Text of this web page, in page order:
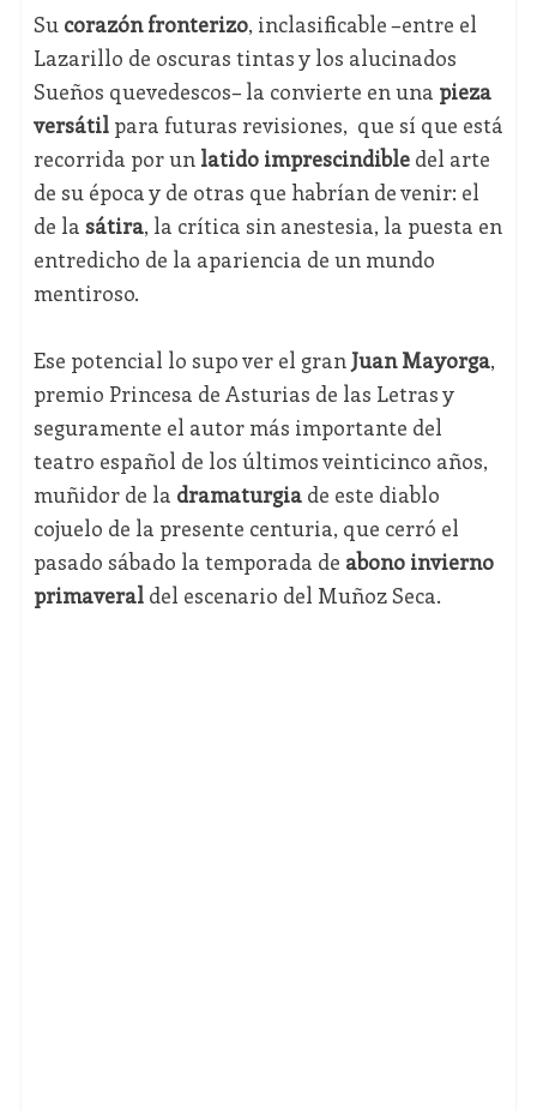
Su corazón fronterizo, inclasificable –entre el
Lazarillo de oscuras tintas y los alucinados
Sueños quevedescos– la convierte en una pieza
versátilpara futuras revisiones, que sí que está
recorrida por un latido imprescindibledel arte
de su época y de otras que habrían de venir: el
de la sátira, la crítica sin anestesia, la puesta en
entredicho de la apariencia de un mundo
mentiroso.
Ese potencial lo supo ver el gran Juan Mayorga,
premio Princesa de Asturias de las Letras y
seguramente el autor más importante del
teatro español de los últimos veinticinco años,
muñidor de la dramaturgiade este diablo
cojuelo de la presente centuria, que cerró el
pasado sábado la temporada de abono invierno
primaveraldel escenario del Muñoz Seca.